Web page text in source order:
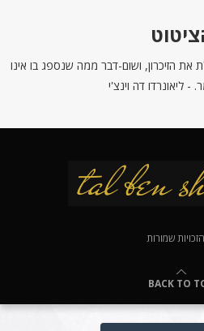
הזיכרון, ושום-דבר ממה שנספג בו אינו
- ליאונרדו דה וינצ'י
שמורות
BACK TO